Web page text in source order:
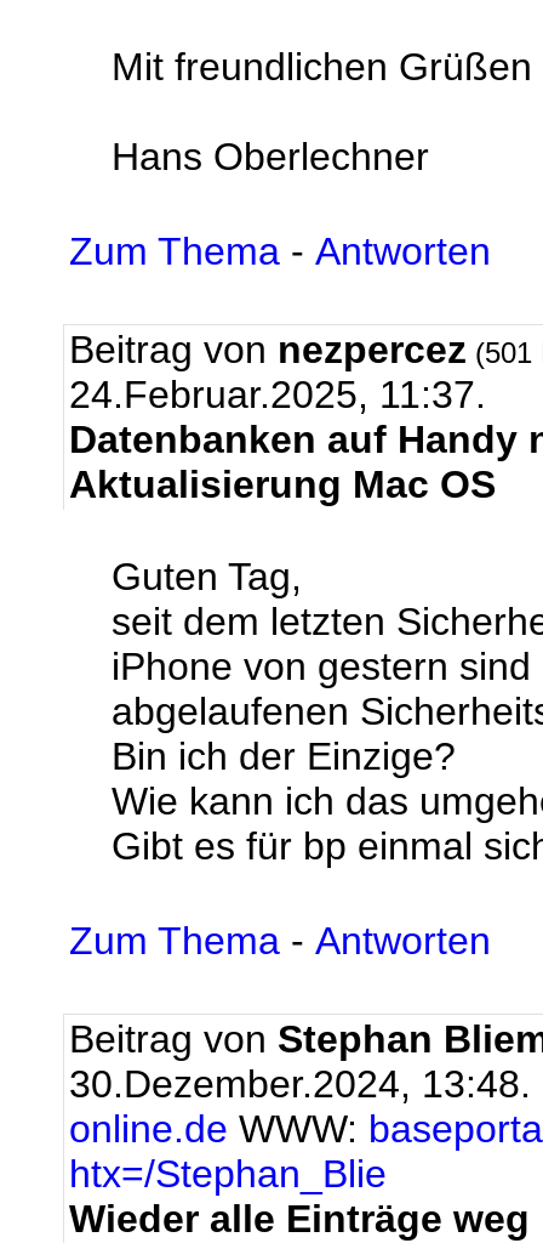
Mit freundlichen Grüßen
Hans Oberlechner
Zum Thema - Antworten
Beitrag von nezpercez (501
24.Februar.2025, 11:37.
Datenbanken auf Handy
Aktualisierung Mac OS
Guten Tag,
seit dem letzten
iPhone von gestern
abgelaufenen
Bin ich der Einzige?
Wie kann ich das
Gibt es für bp einmal
Zum Thema - Antworten
Beitrag von Stephan
30.Dezember.2024, 13:48.
online.de WWW:
htx=/Stephan_Blie
Wieder alle Einträge weg